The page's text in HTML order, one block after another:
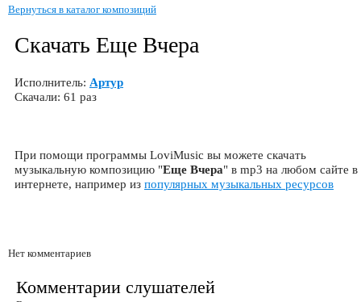
Вернуться в каталог композиций
Скачать Еще Вчера
Исполнитель: Артур
Скачали: 61 раз
При помощи программы LoviMusic вы можете скачать
музыкальную композицию "Еще Вчера" в mp3 на любом сайте в
интернете, например из популярных музыкальных ресурсов
Нет комментариев
Комментарии слушателей